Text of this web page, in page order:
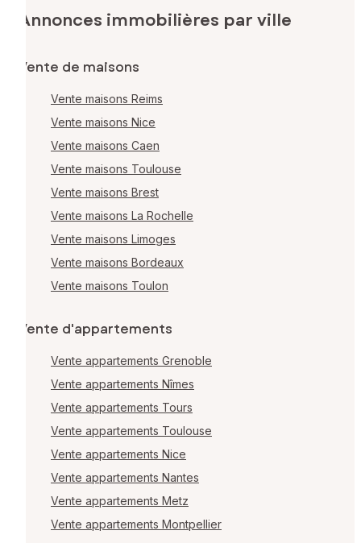
Annonces immobilières par ville
Vente de maisons
Vente maisons Reims
Vente maisons Nice
Vente maisons Caen
Vente maisons Toulouse
Vente maisons Brest
Vente maisons La Rochelle
Vente maisons Limoges
Vente maisons Bordeaux
Vente maisons Toulon
Vente d'appartements
Vente appartements Grenoble
Vente appartements Nîmes
Vente appartements Tours
Vente appartements Toulouse
Vente appartements Nice
Vente appartements Nantes
Vente appartements Metz
Vente appartements Montpellier